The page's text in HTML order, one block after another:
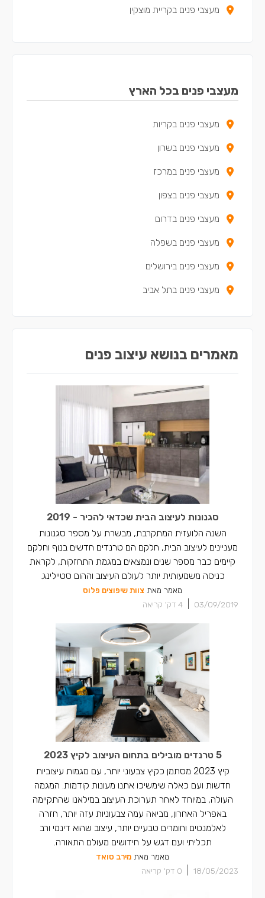
מעצבי פנים בקריית מוצקין
מעצבי פנים בקריית ביאליק
מעצבי פנים בנשר
מעצבי פנים במעלות-תרשיחא
מעצבי פנים ביקנעם עילית
מעצבי פנים בטירת כרמל
מעצבי פנים בבית שאן
מעצבי פנים בנצרת
מעצבי פנים בקריית חיים
מעצבי פנים בשפרעם
מעצבי פנים בסח'נין
מעצבי פנים בדאלית אל-כרמל
מעצבי פנים ברכסים
מעצבי פנים בכפר יאסיף
מעצבי פנים בחצור הגלילית
מעצבי פנים בכל הארץ
מעצבי פנים בקריות
מעצבי פנים בשרון
מעצבי פנים במרכז
מעצבי פנים בצפון
מעצבי פנים בדרום
מעצבי פנים בשפלה
מעצבי פנים בירושלים
מעצבי פנים בתל אביב
מאמרים בנושא עיצוב פנים
סגנונות לעיצוב הבית שכדאי להכיר - 2019
השנה הלועזית המתקרבת, מבשרת על מספר סגנונות
מעניינים לעיצוב הבית, חלקם הם טרנדים חדשים בנוף וחלקם
קיימים כבר מספר שנים ונמצאים במגמת התחזקות, לקראת
כניסה משמעותית יותר לעולם העיצוב וההום סטיילינג.
מאמר מאת צוות שיפוצים פלוס
03/09/2019
4 דק' קריאה
5 טרנדים מובילים בתחום העיצוב לקיץ 2023
קיץ 2023 מסתמן כקיץ צבעוני יותר, עם מגמות עיצוביות
חדשות ועם כאלה שימשיכו אתנו מעונות קודמות. המגמה
העולה, במיוחד לאחר תערוכת העיצוב במילאנו שהתקיימה
באפריל האחרון, מביאה עמה צבעוניות עזה יותר, חזרה
לאלמנטים וחומרים טבעיים יותר, עיצוב שהוא דינמי ורב
תכליתי ועם דגש על חידושים מעולם התאורה.
מאמר מאת מירב סואד
18/05/2023
0 דק' קריאה